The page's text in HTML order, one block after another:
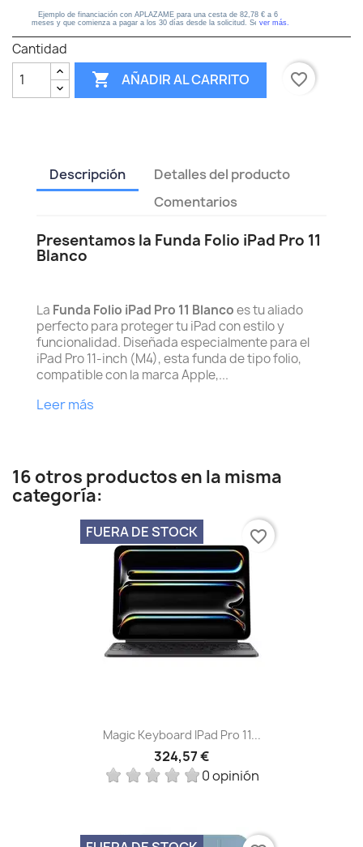
Cantidad
 AÑADIR AL CARRITO favorite_border
Descripción
Detalles del producto
Comentarios
Presentamos la Funda Folio iPad Pro 11
Blanco
La Funda Folio iPad Pro 11 Blancoes tu aliado
perfecto para proteger tu iPad con estilo y
funcionalidad. Diseñada especialmente para el
iPad Pro 11-inch (M4), esta funda de tipo folio,
compatible con la marca Apple,...
Leer más
16 otros productos en la misma
categoría:
Magic Keyboard IPad Pro 11...
324,57 €
0 opinión
FUERA DE STOCK favorite_border